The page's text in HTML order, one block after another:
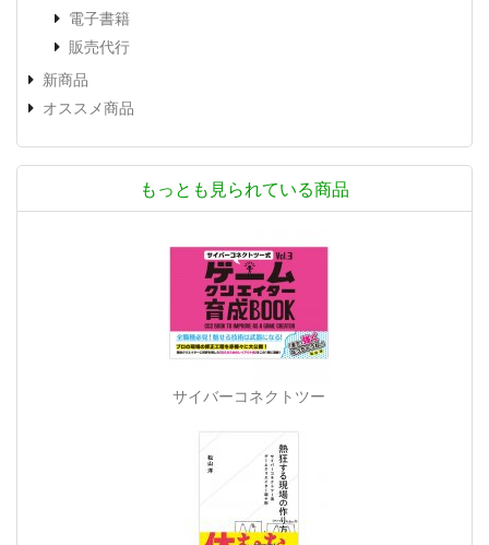
電子書籍
販売代行
新商品
オススメ商品
もっとも見られている商品
サイバーコネクトツー